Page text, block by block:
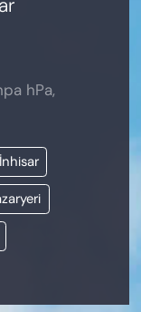
hPa,
İnhisar